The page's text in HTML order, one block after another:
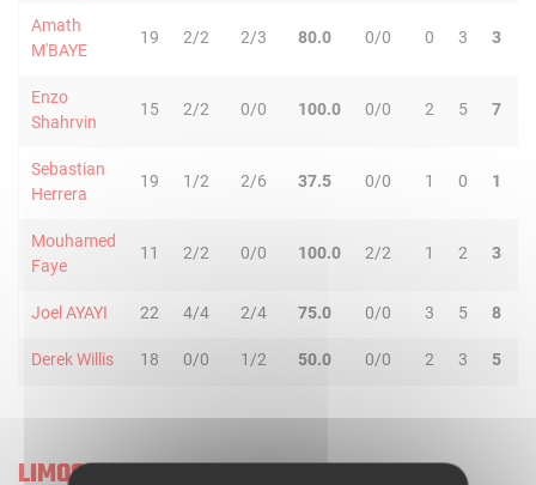
Amath
M'BAYE
19 2/2 2/3 80.0 0/0 0 3 3
Enzo
Shahrvin
15 2/2 0/0 100.0 0/0 2 5 7
Sebastian
Herrera
19 1/2 2/6 37.5 0/0 1 0 1
Mouhamed
Faye
11 2/2 0/0 100.0 2/2 1 2 3
Joel AYAYI 22 4/4 2/4 75.0 0/0 3 5 8
Derek Willis 18 0/0 1/2 50.0 0/0 2 3 5
LIMOGES